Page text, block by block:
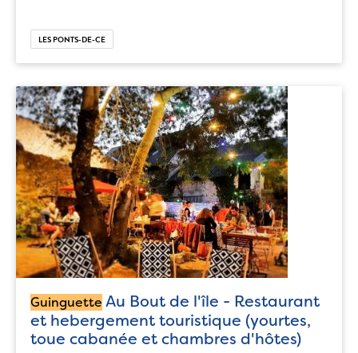
LES PONTS-DE-CE
Guinguette Au Bout de l'île - Restaurant
et hebergement touristique (yourtes,
toue cabanée et chambres d'hôtes)